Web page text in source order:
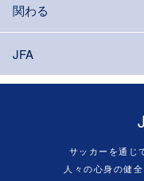
関わる
JFA
サッカーを通じ
人々の心身の健